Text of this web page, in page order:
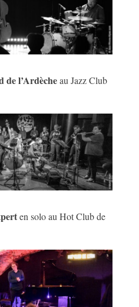
de l’Ardècheau Jazz Club
en solo au Hot Club de